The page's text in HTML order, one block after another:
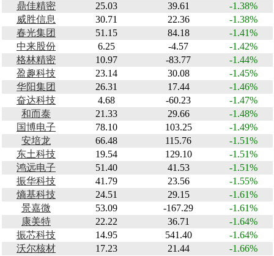
鼎佳精密
25.03 39.61
-1.38%
威胜信息
30.71 22.36
-1.38%
春光集团
51.15 84.18
-1.41%
中来股份
6.25 -4.57
-1.42%
格林精密
10.97 -83.77
-1.44%
盈趣科技
23.14 30.08
-1.45%
华阳集团
26.31 17.44
-1.46%
奋达科技
4.68 -60.23
-1.47%
和而泰
21.33 29.66
-1.48%
国博电子
78.10 103.25
-1.49%
安培龙
66.48 115.76
-1.51%
东土科技
19.54 129.10
-1.51%
鸿远电子
51.40 41.53
-1.51%
振华科技
41.79 23.56
-1.55%
熵基科技
24.51 29.15
-1.61%
景嘉微
53.09 -167.29
-1.61%
康美特
22.22 36.71
-1.64%
振芯科技
14.95 541.40
-1.64%
沃尔核材
17.23 21.44
-1.66%